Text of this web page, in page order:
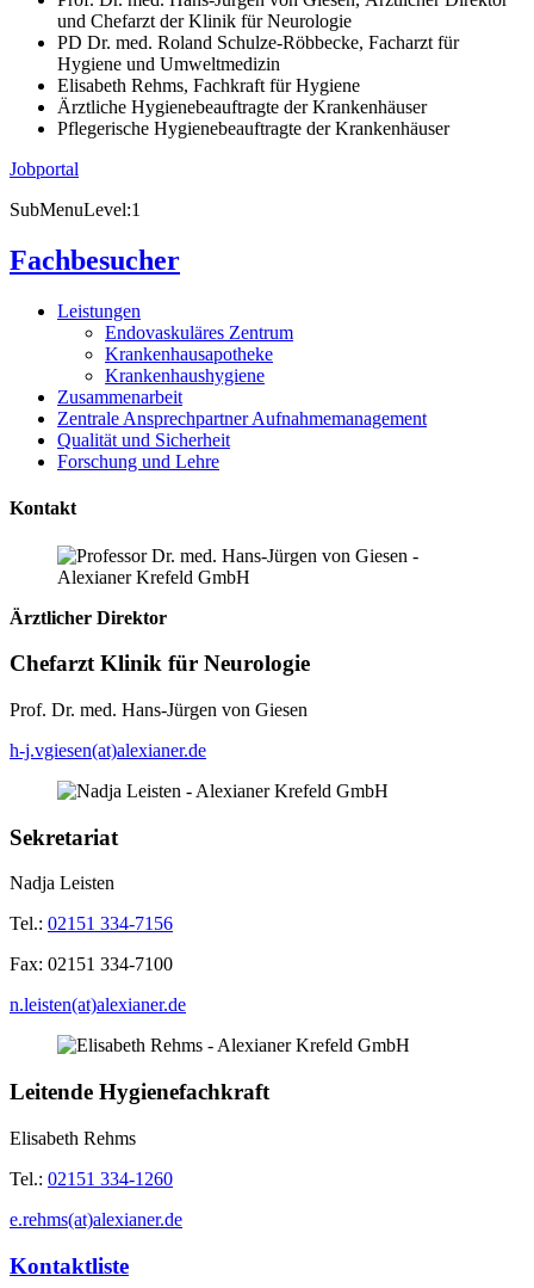
und Chefarzt der Klinik für Neurologie
PD Dr. med. Roland Schulze-Röbbecke, Facharzt für
Hygiene und Umweltmedizin
Elisabeth Rehms, Fachkraft für Hygiene
Ärztliche Hygienebeauftragte der Krankenhäuser
Pflegerische Hygienebeauftragte der Krankenhäuser
Jobportal
SubMenuLevel:1
Fachbesucher
Leistungen
Endovaskuläres Zentrum
Krankenhausapotheke
Krankenhaushygiene
Zusammenarbeit
Zentrale Ansprechpartner Aufnahmemanagement
Qualität und Sicherheit
Forschung und Lehre
Kontakt
Ärztlicher Direktor
Chefarzt Klinik für Neurologie
Prof. Dr. med. Hans-Jürgen von Giesen
h-j.vgiesen(at)alexianer.de
Sekretariat
Nadja Leisten
Tel.: 02151 334-7156
Fax: 02151 334-7100
n.leisten(at)alexianer.de
Leitende Hygienefachkraft
Elisabeth Rehms
Tel.: 02151 334-1260
e.rehms(at)alexianer.de
Kontaktliste